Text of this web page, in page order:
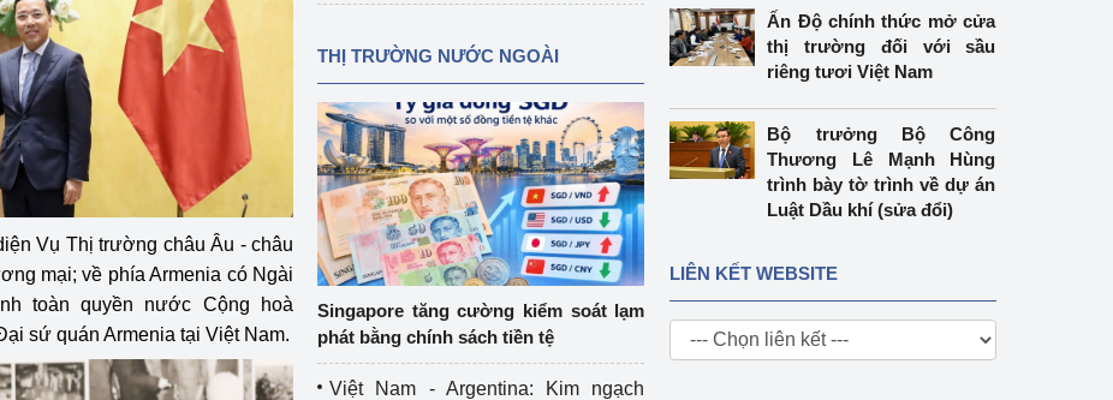
Bộ Công Thương
Tổ chức được cấp GCN đăng ký, hoạt
động kiểm định thiết bị, dụng cụ điện
làm việc ở môi trường không có nguy
hiểm khí, bụi nổ
Cơ sở sản xuất, sửa chữa chai chứa
LPG
Tổ chức huấn luyện, bồi dưỡng
nghiệp vụ kiểm định kỹ thuật an toàn
lao động
Thương
Công Thương
tiết kiệm và
Hiệu quả năng lượng
và đổi mới sáng
Video bảo vệ môi trường
Vụ Thị trường châu Âu - châu
mại; về phía Armenia có Ngài
toàn quyền nước Cộng hoà
sứ quán Armenia tại Việt Nam.
THỊ TRƯỜNG NƯỚC NGOÀI
Singapore tăng cường kiểm soát lạm
phát bằng chính sách tiền tệ
Việt Nam - Argentina: Kim ngạch
Ấn Độ chính thức mở cửa
thị trường đối với sầu
riêng tươi Việt Nam
Bộ trưởng Bộ Công
Thương Lê Mạnh Hùng
trình bày tờ trình về dự án
Luật Dầu khí (sửa đổi)
LIÊN KẾT WEBSITE